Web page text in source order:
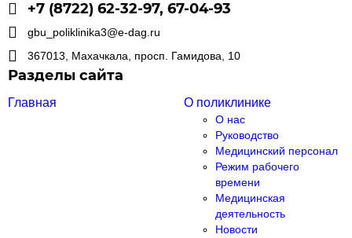
+7 (8722) 62-32-97, 67-04-93
gbu_poliklinika3@e-dag.ru
367013, Махачкала, просп. Гамидова, 10
Разделы сайта
Главная О поликлинике
О нас
Руководство
Медицинский персонал
Режим рабочего
времени
Медицинская
деятельность
Новости